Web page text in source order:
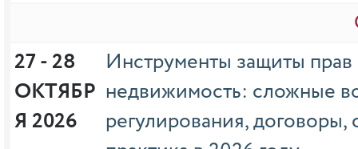
27 - 28
ОКТЯБР
Я 2026
Инструменты защиты прав
недвижимость: сложные
регулирования, договоры,